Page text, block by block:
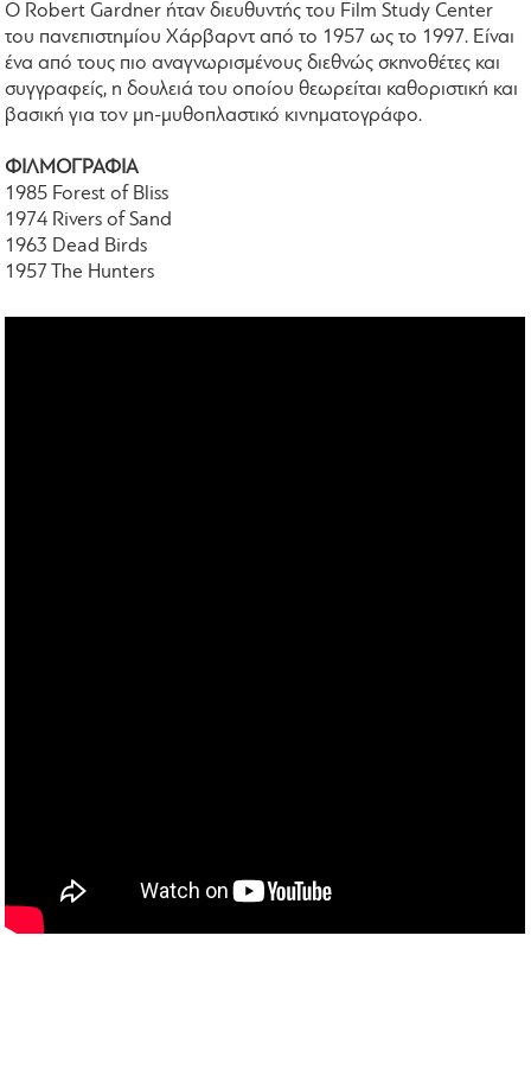
Ο Robert Gardner ήταν διευθυντής του Film Study Center
του πανεπιστημίου Χάρβαρντ από το 1957 ως το 1997. Είναι
ένα από τους πιο αναγνωρισμένους διεθνώς σκηνοθέτες και
συγγραφείς, η δουλειά του οποίου θεωρείται καθοριστική και
βασική για τον μη-μυθοπλαστικό κινηματογράφο.
ΦΙΛΜΟΓΡΑΦΙΑ
1985 Forest of Bliss
1974 Rivers of Sand
1963 Dead Birds
1957 The Hunters